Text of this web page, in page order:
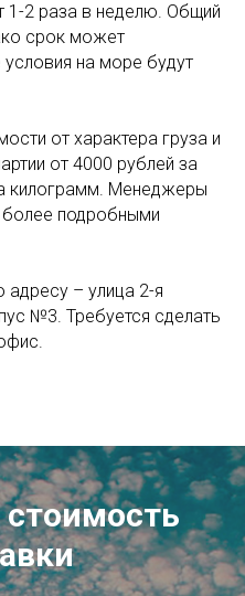
1-2 раза в неделю. Общий
срок может
условия на море будут
от характера груза и
от 4000 рублей за
килограмм. Менеджеры
более подробными
адресу – улица 2-я
№3. Требуется сделать
стоимость